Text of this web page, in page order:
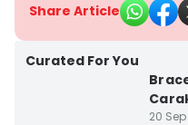
Share Article
Curated For You
20 Sep